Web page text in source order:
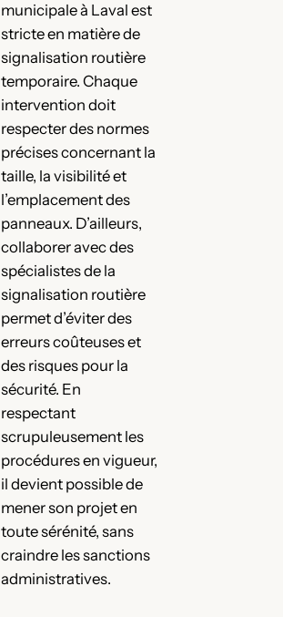
municipale à Laval est
stricte en matière de
signalisation routière
temporaire. Chaque
intervention doit
respecter des normes
précises concernant la
taille, la visibilité et
l’emplacement des
panneaux. D’ailleurs,
collaborer avec des
spécialistes de la
signalisation routière
permet d’éviter des
erreurs coûteuses et
des risques pour la
sécurité. En
respectant
scrupuleusement les
procédures en vigueur,
il devient possible de
mener son projet en
toute sérénité, sans
craindre les sanctions
administratives.